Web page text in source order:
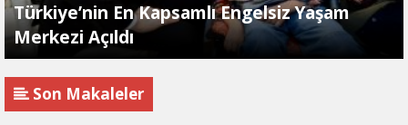
Türkiye’nin En Kapsamlı Engelsiz Yaşam
Merkezi Açıldı
Son Makaleler